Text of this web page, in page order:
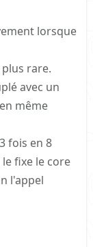
lorsque
rare.
avec un
même
fois en 8
fixe le core
l'appel